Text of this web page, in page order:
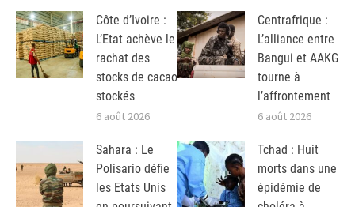
Côte d’Ivoire :
L’Etat achève le
rachat des
stocks de cacao
stockés
6 août 2026
Centrafrique :
L’alliance entre
Bangui et AAKG
tourne à
l’affrontement
6 août 2026
Sahara : Le
Polisario défie
les Etats Unis
Tchad : Huit
morts dans une
épidémie de